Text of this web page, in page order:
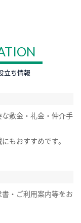
立ち情報
敷金・礼金・仲介手
もおすすめです。
・ご利用案内等をお